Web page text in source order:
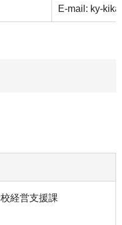
E-mail: ky-
経営支援課